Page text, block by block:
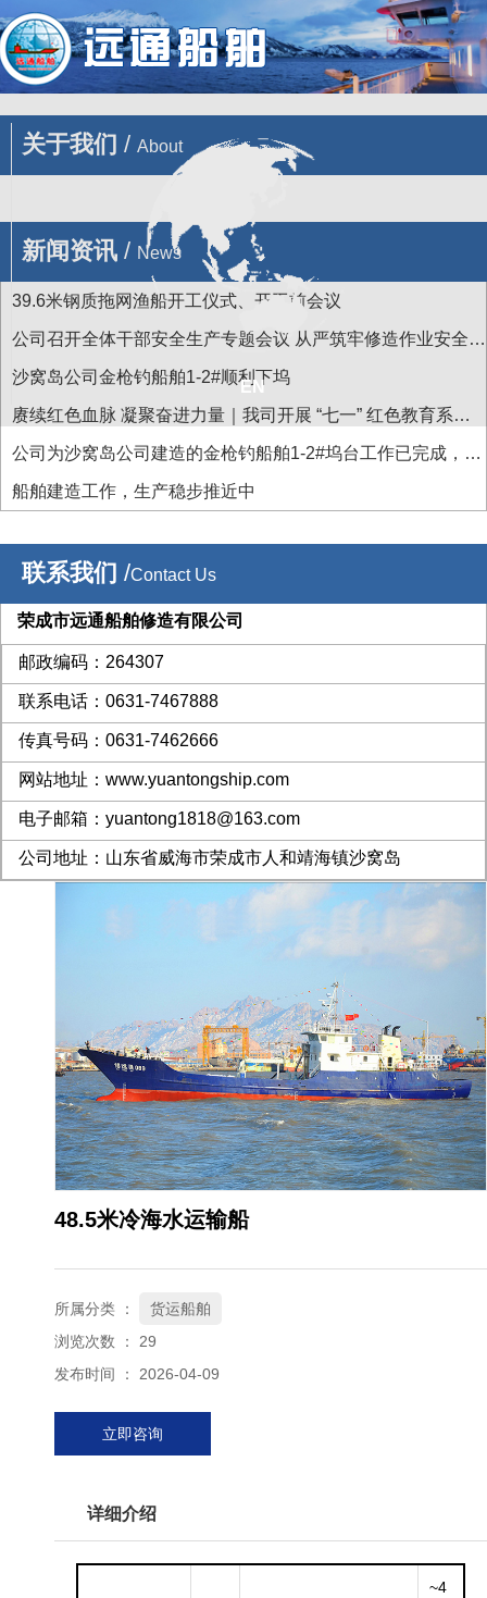
EN
您的位置 : 首页/产品 /货运船舶 /48.5米冷海水运输船
关于我们 / About
新闻资讯 / News
39.6米钢质拖网渔船开工仪式、开工前会议
公司召开全体干部安全生产专题会议 从严筑牢修造作业安全防
线
沙窝岛公司金枪钓船舶1-2#顺利下坞
赓续红色血脉 凝聚奋进力量｜我司开展 “七一” 红色教育系列
主题活动
公司为沙窝岛公司建造的金枪钓船舶1-2#坞台工作已完成，近
日下坞。
船舶建造工作，生产稳步推近中
联系我们 /Contact Us
荣成市远通船舶修造有限公司
邮政编码：264307
联系电话：0631-7467888
传真号码：0631-7462666
网站地址：www.yuantongship.com
电子邮箱：yuantong1818@163.com
公司地址：山东省威海市荣成市人和靖海镇沙窝岛
48.5米冷海水运输船
所属分类 ：
货运船舶
浏览次数 ： 29
发布时间 ： 2026-04-09
立即咨询
详细介绍
~4